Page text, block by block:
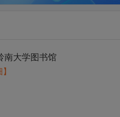
南大学图书馆